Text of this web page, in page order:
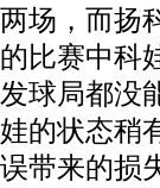
两场，而扬
的比赛中科
发球局都没
娃的状态稍
误带来的损